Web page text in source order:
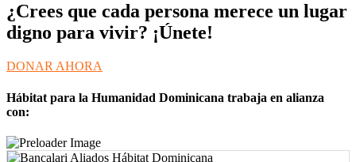
¿Crees que cada persona merece un lugar
digno para vivir? ¡Únete!
DONAR AHORA
Hábitat para la Humanidad Dominicana trabaja en alianza
con: